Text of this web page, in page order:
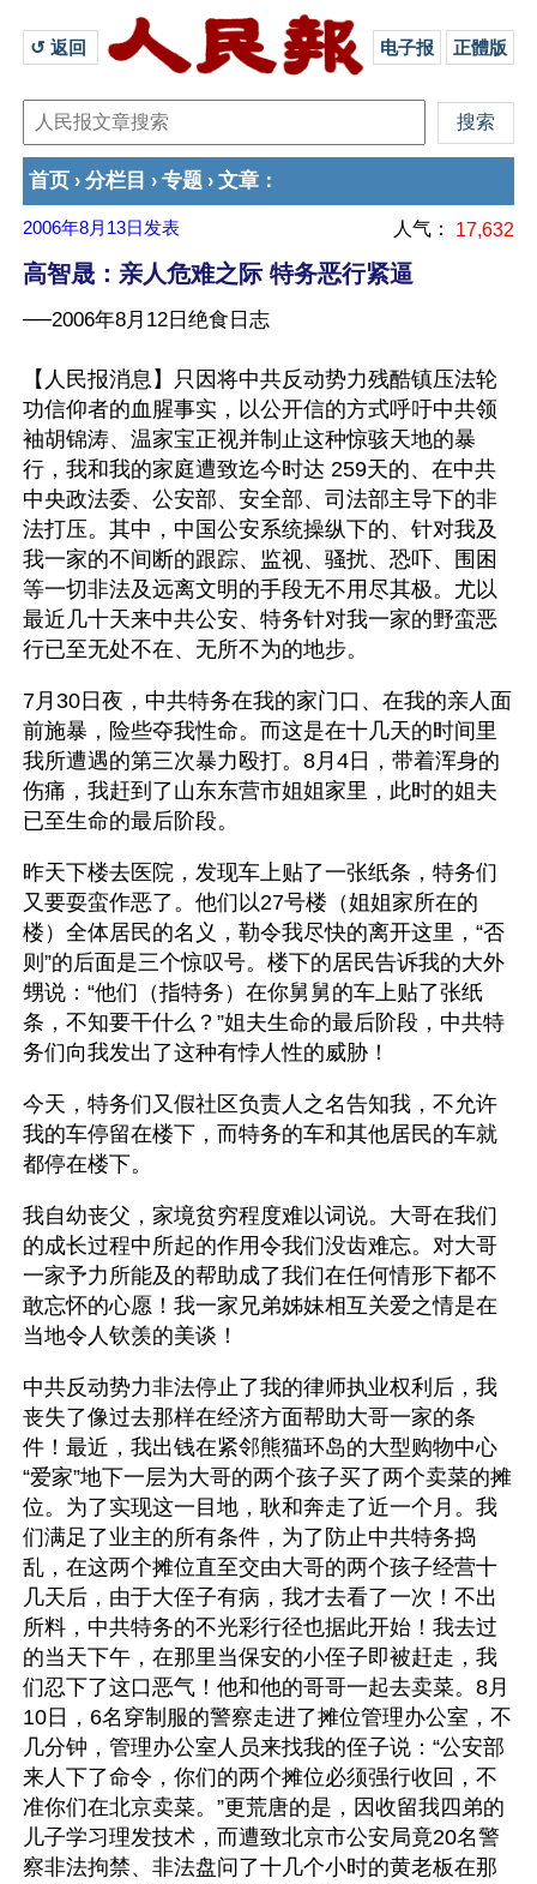
↺ 返回 电子报 正體版
首页 › 分栏目 › 专题 › 文章 ：
2006年8月13日 发表 人气： 17,632
高智晟：亲人危难之际 特务恶行紧逼
──2006年8月12日绝食日志
【人民报消息】只因将中共反动势力残酷镇压法轮
功信仰者的血腥事实，以公开信的方式呼吁中共领
袖胡锦涛、温家宝正视并制止这种惊骇天地的暴
行，我和我的家庭遭致迄今时达 259天的、在中共
中央政法委、公安部、安全部、司法部主导下的非
法打压。其中，中国公安系统操纵下的、针对我及
我一家的不间断的跟踪、监视、骚扰、恐吓、围困
等一切非法及远离文明的手段无不用尽其极。尤以
最近几十天来中共公安、特务针对我一家的野蛮恶
行已至无处不在、无所不为的地步。
7月30日夜，中共特务在我的家门口、在我的亲人面
前施暴，险些夺我性命。而这是在十几天的时间里
我所遭遇的第三次暴力殴打。8月4日，带着浑身的
伤痛，我赶到了山东东营市姐姐家里，此时的姐夫
已至生命的最后阶段。
昨天下楼去医院，发现车上贴了一张纸条，特务们
又要耍蛮作恶了。他们以27号楼（姐姐家所在的
楼）全体居民的名义，勒令我尽快的离开这里，“否
则”的后面是三个惊叹号。楼下的居民告诉我的大外
甥说：“他们（指特务）在你舅舅的车上贴了张纸
条，不知要干什么？”姐夫生命的最后阶段，中共特
务们向我发出了这种有悖人性的威胁！
今天，特务们又假社区负责人之名告知我，不允许
我的车停留在楼下，而特务的车和其他居民的车就
都停在楼下。
我自幼丧父，家境贫穷程度难以词说。大哥在我们
的成长过程中所起的作用令我们没齿难忘。对大哥
一家予力所能及的帮助成了我们在任何情形下都不
敢忘怀的心愿！我一家兄弟姊妹相互关爱之情是在
当地令人钦羡的美谈！
中共反动势力非法停止了我的律师执业权利后，我
丧失了像过去那样在经济方面帮助大哥一家的条
件！最近，我出钱在紧邻熊猫环岛的大型购物中心
“爱家”地下一层为大哥的两个孩子买了两个卖菜的摊
位。为了实现这一目地，耿和奔走了近一个月。我
们满足了业主的所有条件，为了防止中共特务捣
乱，在这两个摊位直至交由大哥的两个孩子经营十
几天后，由于大侄子有病，我才去看了一次！不出
所料，中共特务的不光彩行径也据此开始！我去过
的当天下午，在那里当保安的小侄子即被赶走，我
们忍下了这口恶气！他和他的哥哥一起去卖菜。8月
10日，6名穿制服的警察走进了摊位管理办公室，不
几分钟，管理办公室人员来找我的侄子说：“公安部
来人下了命令，你们的两个摊位必须强行收回，不
准你们在北京卖菜。”更荒唐的是，因收留我四弟的
儿子学习理发技术，而遭致北京市公安局竟20名警
察非法拘禁、非法盘问了十几个小时的黄老板在那